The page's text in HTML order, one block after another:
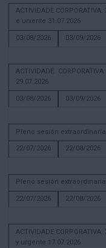
ACTIVIDADE
e urxente 31.07.2026
03/08/2026
03/09/2026
ACTIVIDADE
29.07.2026
03/08/2026
03/09/2026
Pleno sesión extraordinaria
22/07/2026
22/08/2026
Pleno sesión extraordinaria
22/07/2026
22/08/2026
ACTIVIDADE
y urgente 17.07.2026